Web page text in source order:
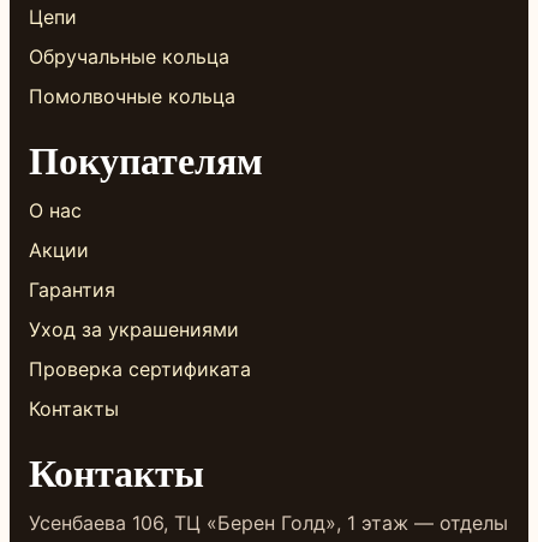
Цепи
Обручальные кольца
Помолвочные кольца
Покупателям
О нас
Акции
Гарантия
Уход за украшениями
Проверка сертификата
Контакты
Контакты
Усенбаева 106, ТЦ «Берен Голд», 1 этаж — отделы